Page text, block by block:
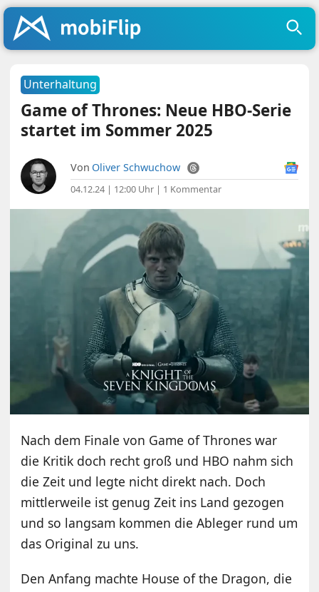
Unterhaltung
Game of Thrones: Neue HBO-Serie
startet im Sommer 2025
Von Oliver Schwuchow
04.12.24 | 12:00 Uhr | 1 Kommentar
Nach dem Finale von Game of Thrones war
die Kritik doch recht groß und HBO nahm sich
die Zeit und legte nicht direkt nach. Doch
mittlerweile ist genug Zeit ins Land gezogen
und so langsam kommen die Ableger rund um
das Original zu uns.
Den Anfang machte House of the Dragon, die